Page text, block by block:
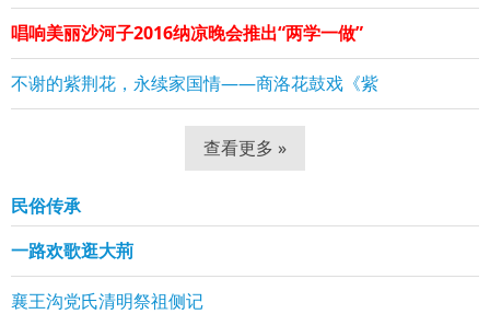
唱响美丽沙河子2016纳凉晚会推出“两学一做”
不谢的紫荆花，永续家国情——商洛花鼓戏《紫
查看更多 »
民俗传承
一路欢歌逛大荊
襄王沟党氏清明祭祖侧记